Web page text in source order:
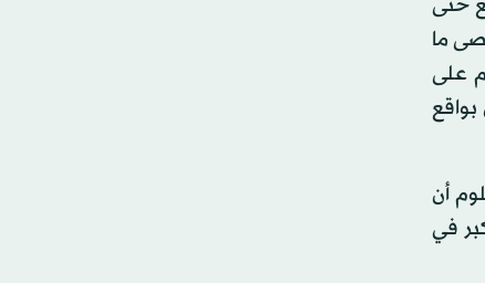
حتى
ما
على
أن
في